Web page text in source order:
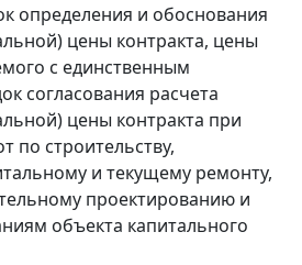
определения и обоснования
цены контракта, цены
с единственным
согласования расчета
цены контракта при
по строительству,
и текущему ремонту,
проектированию и
объекта капитального